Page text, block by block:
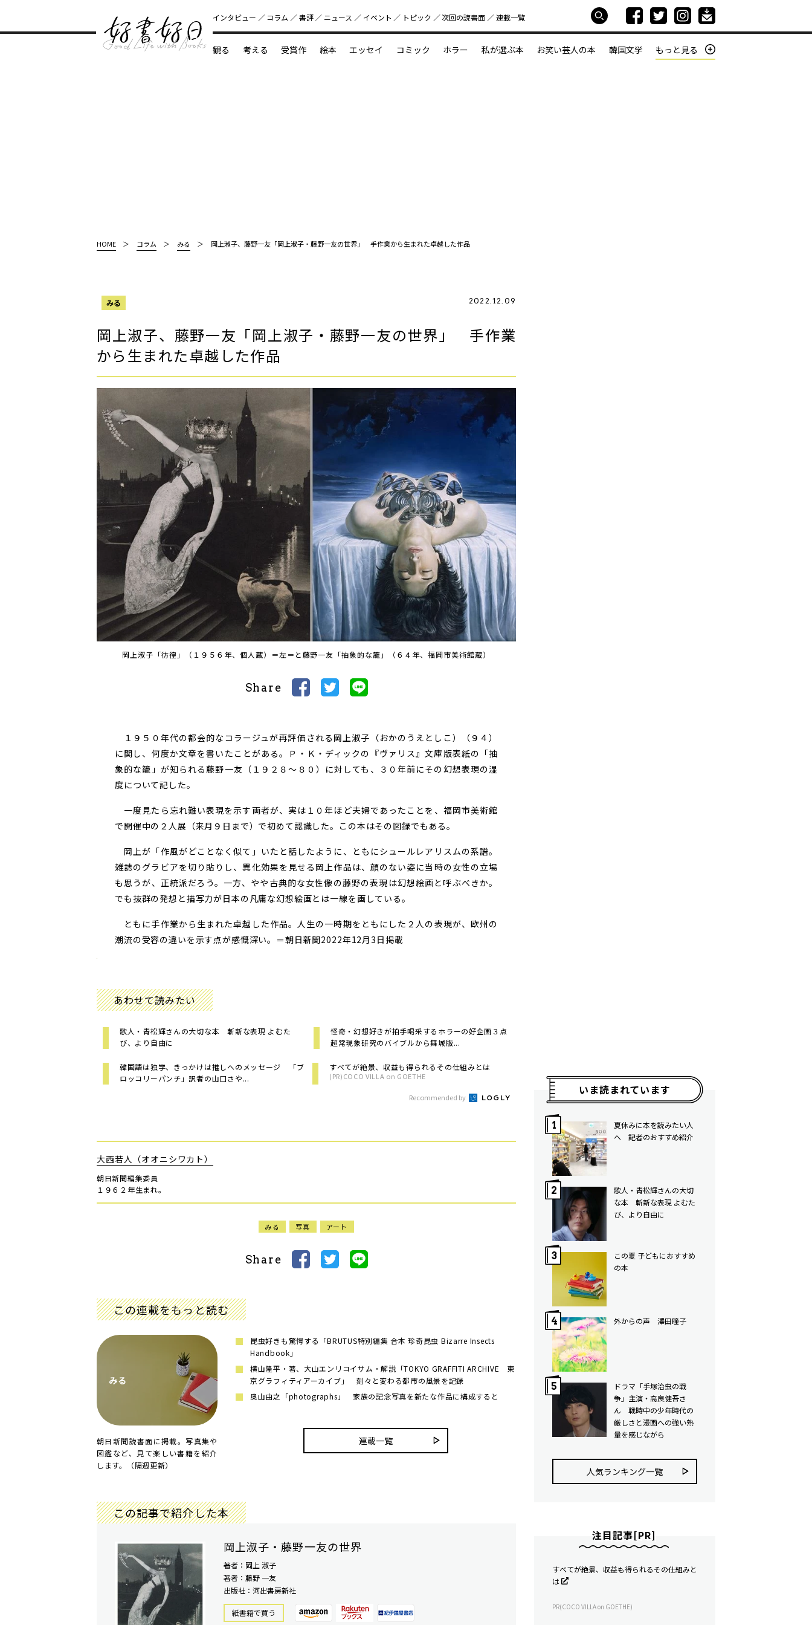
好書好日
インタビュー コラム 書評 ニュース イベント トピック 次回の読書⾯ 連載一覧
観る 考える 受賞作 絵本 エッセイ コミック ホラー 私が選ぶ本 お笑い芸人の本 韓国文学 もっと見る
HOME コラム みる 岡上淑子、藤野一友「岡上淑子・藤野一友の世界」 手作業から生まれた卓越した作品
みる 2022.12.09
岡上淑子、藤野一友「岡上淑子・藤野一友の世界」 手作業
から生まれた卓越した作品
岡上淑子「彷徨」（１９５６年、個人蔵）＝左＝と藤野一友「抽象的な籠」（６４年、福岡市美術館蔵）
Share
１９５０年代の都会的なコラージュが再評価される岡上淑子（おかのうえとしこ）（９４）
に関し、何度か文章を書いたことがある。Ｐ・Ｋ・ディックの『ヴァリス』文庫版表紙の「抽
象的な籠」が知られる藤野一友（１９２８～８０）に対しても、３０年前にその幻想表現の湿
度について記した。
一度見たら忘れ難い表現を示す両者が、実は１０年ほど夫婦であったことを、福岡市美術館
で開催中の２人展（来月９日まで）で初めて認識した。この本はその図録でもある。
岡上が「作風がどことなく似て」いたと話したように、ともにシュールレアリスムの系譜。
雑誌のグラビアを切り貼りし、異化効果を見せる岡上作品は、顔のない姿に当時の女性の立場
も思うが、正統派だろう。一方、やや古典的な女性像の藤野の表現は幻想絵画と呼ぶべきか。
でも抜群の発想と描写力が日本の凡庸な幻想絵画とは一線を画している。
ともに手作業から生まれた卓越した作品。人生の一時期をともにした２人の表現が、欧州の
潮流の受容の違いを示す点が感慨深い。＝朝日新聞2022年12月3日掲載
あわせて読みたい
歌人・青松輝さんの大切な本 斬新な表現 よむた
び、より自由に
怪奇・幻想好きが拍手喝采するホラーの好企画３点
超常現象研究のバイブルから舞城版...
韓国語は独学、きっかけは推しへのメッセージ 「ブ
ロッコリーパンチ」訳者の山口さや...
すべてが絶景、収益も得られるその仕組みとは
(PR)COCO VILLA on GOETHE
Recommended by
大西若人（オオニシワカト）
朝日新聞編集委員
１９６２年生まれ。
みる 写真 アート
Share
この連載をもっと読む
みる
朝日新聞読書面に掲載。写真集や
図鑑など、見て楽しい書籍を紹介
します。（隔週更新）
昆虫好きも驚愕する「BRUTUS特別編集 合本 珍奇昆虫 Bizarre Insects
Handbook」
横山隆平・著、大山エンリコイサム・解説「TOKYO GRAFFITI ARCHIVE 東
京グラフィティアーカイブ」 刻々と変わる都市の風景を記録
奥山由之「photographs」 家族の記念写真を新たな作品に構成すると
連載一覧
この記事で紹介した本
岡上淑子・藤野一友の世界
著者：岡上 淑子
著者：藤野 一友
出版社：河出書房新社
紙書籍で買う
いま読まれています
夏休みに本を読みたい人
へ 記者のおすすめ紹介
歌人・青松輝さんの大切
な本 斬新な表現 よむた
び、より自由に
この夏 子どもにおすすめ
の本
外からの声 澤田瞳子
ドラマ「手塚治虫の戦
争」主演・高良健吾さ
ん 戦時中の少年時代の
厳しさと漫画への強い熱
量を感じながら
人気ランキング⼀覧
注目記事[PR]
すべてが絶景、収益も得られるその仕組みと
は
PR(COCO VILLA on GOETHE)